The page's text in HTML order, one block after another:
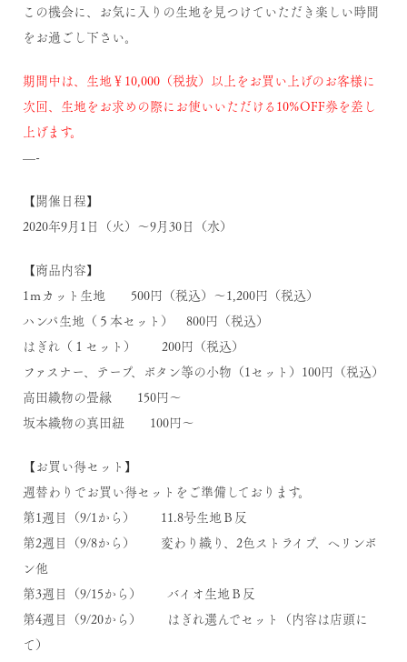
この機会に、お気に入りの生地を見つけていただき楽しい時間
をお過ごし下さい。
期間中は、生地￥10,000（税抜）以上をお買い上げのお客様に
次回、生地をお求めの際にお使いいただける10%OFF券を差し
上げます。
—-
【開催日程】
2020年9月1日（火）～9月30日（水）
【商品内容】
1ｍカット生地 500円（税込）～1,200円（税込）
ハンパ生地（５本セット） 800円（税込）
はぎれ（１セット） 200円（税込）
ファスナー、テープ、ボタン等の小物（1セット）100円（税込）
高田織物の畳縁 150円～
坂本織物の真田紐 100円～
【お買い得セット】
週替わりでお買い得セットをご準備しております。
第1週目（9/1から） 11.8号生地Ｂ反
第2週目（9/8から） 変わり織り、2色ストライプ、ヘリンボ
ン他
第3週目（9/15から） バイオ生地Ｂ反
第4週目（9/20から） はぎれ選んでセット（内容は店頭に
て）